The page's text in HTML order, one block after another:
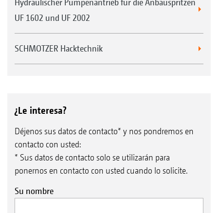
UF 1602 und UF 2002
SCHMOTZER Hacktechnik
¿Le interesa?
Déjenos sus datos de contacto* y nos pondremos en
contacto con usted:
* Sus datos de contacto solo se utilizarán para
ponernos en contacto con usted cuando lo solicite.
Su nombre